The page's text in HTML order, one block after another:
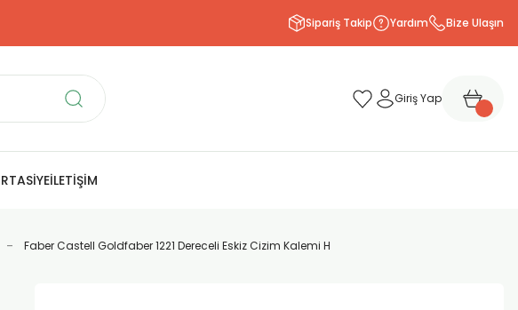
Sipariş Takip Yardım Bize Ulaşın
Giriş Yap
İLETİŞİM
Faber Castell Goldfaber 1221 Dereceli Eskiz Cizim Kalemi H